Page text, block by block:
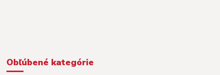
Obľúbené kategórie